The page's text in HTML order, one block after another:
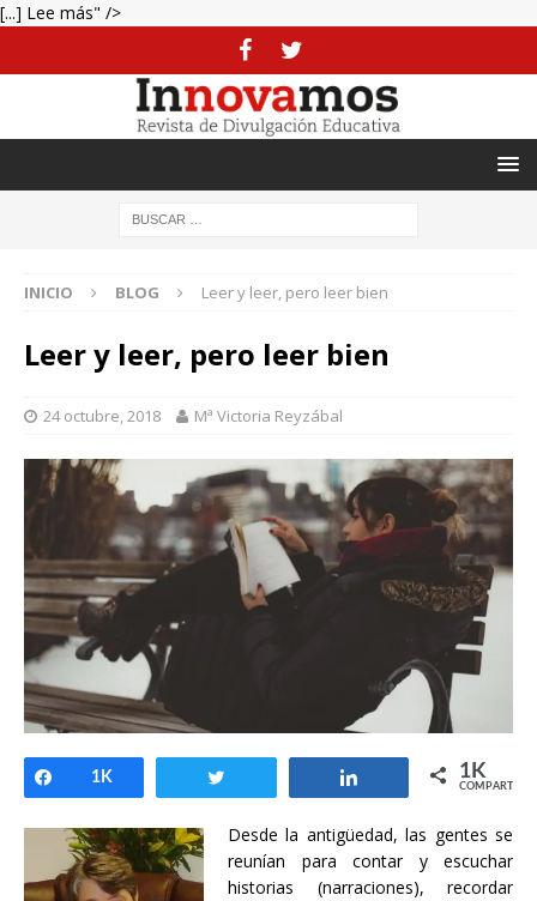
[...] Lee más" />
INICIO BLOG Leer y leer, pero leer bien
Leer y leer, pero leer bien
24 octubre, 2018 Mª Victoria Reyzábal
Compartir
1K Compartir 1K
COMPARTIR
Desde la antigüedad, las gentes se
reunían para contar y escuchar
historias (narraciones), recordar